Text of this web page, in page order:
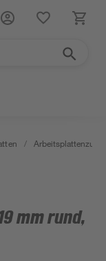
/
mm rund,